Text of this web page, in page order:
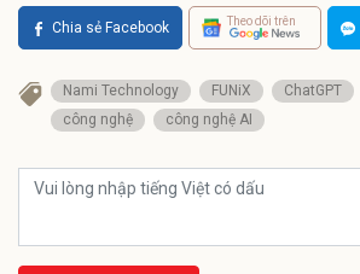
Chia sẻ Facebook Theo dõi trên
Nami Technology FUNiX ChatGPT
công nghệ
công nghệ AI